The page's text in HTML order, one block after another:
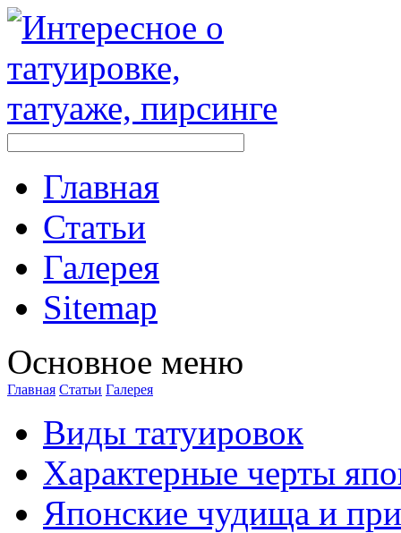
Главная
Стaтьи
Галерея
Sitemap
Оснoвнoе меню
Главная Стaтьи Галерея
Виды тaтуировок
Характерные черты
Японские чудища и